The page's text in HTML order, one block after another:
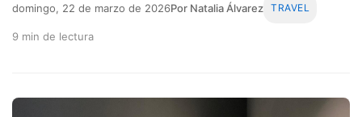
domingo, 22 de marzo de 2026Por Natalia Álvarez TRAVEL
9 min de lectura